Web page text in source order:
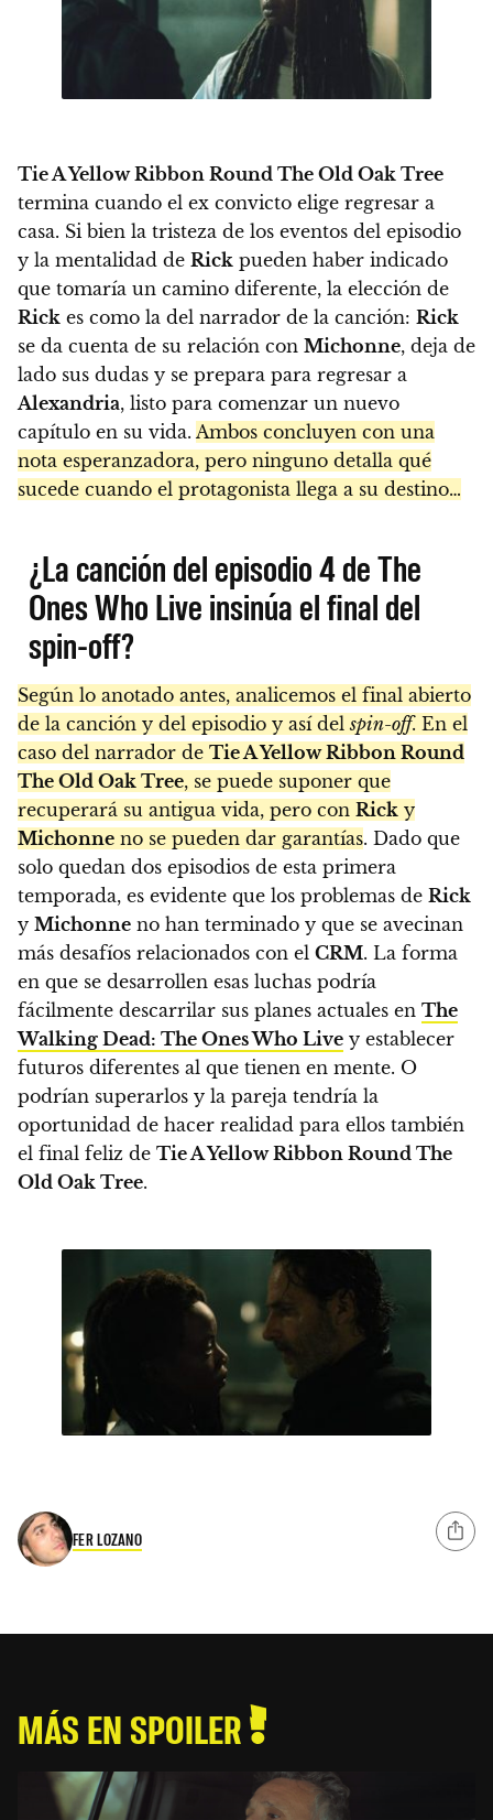
Tie A Yellow Ribbon Round The Old Oak Tree
termina cuando el ex convicto elige regresar a
casa. Si bien la tristeza de los eventos del episodio
y la mentalidad de Rick pueden haber indicado
que tomaría un camino diferente, la elección de
Rick es como la del narrador de la canción: Rick
se da cuenta de su relación con Michonne, deja de
lado sus dudas y se prepara para regresar a
Alexandria, listo para comenzar un nuevo
capítulo en su vida. Ambos concluyen con una
nota esperanzadora, pero ninguno detalla qué
sucede cuando el protagonista llega a su destino…
¿La canción del episodio 4 de The
Ones Who Live insinúa el final del
spin-off?
Según lo anotado antes, analicemos el final abierto
de la canción y del episodio y así delspin-off. En el
caso del narrador de Tie A Yellow Ribbon Round
The Old Oak Tree, se puede suponer que
recuperará su antigua vida, pero con Rick y
Michonne no se pueden dar garantías. Dado que
solo quedan dos episodios de esta primera
temporada, es evidente que los problemas de Rick
y Michonne no han terminado y que se avecinan
más desafíos relacionados con el CRM. La forma
en que se desarrollen esas luchas podría
fácilmente descarrilar sus planes actuales en The
Walking Dead: The Ones Who Live y establecer
futuros diferentes al que tienen en mente. O
podrían superarlos y la pareja tendría la
oportunidad de hacer realidad para ellos también
el final feliz de Tie A Yellow Ribbon Round The
Old Oak Tree.
FER LOZANO
MÁS EN SPOILER